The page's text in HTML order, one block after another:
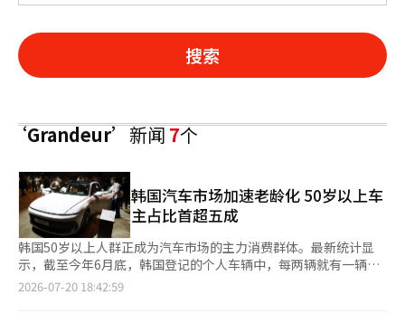
搜索
‘Grandeur’新闻7个
韩国汽车市场加速老龄化 50岁以上车
主占比首超五成
韩国50岁以上人群正成为汽车市场的主力消费群体。最新统计显
示，截至今年6月底，韩国登记的个人车辆中，每两辆就有一辆由
50岁以上车主拥有。随着汽车市场持续向高端化、大型化发展，具
2026-07-20 18:42:59